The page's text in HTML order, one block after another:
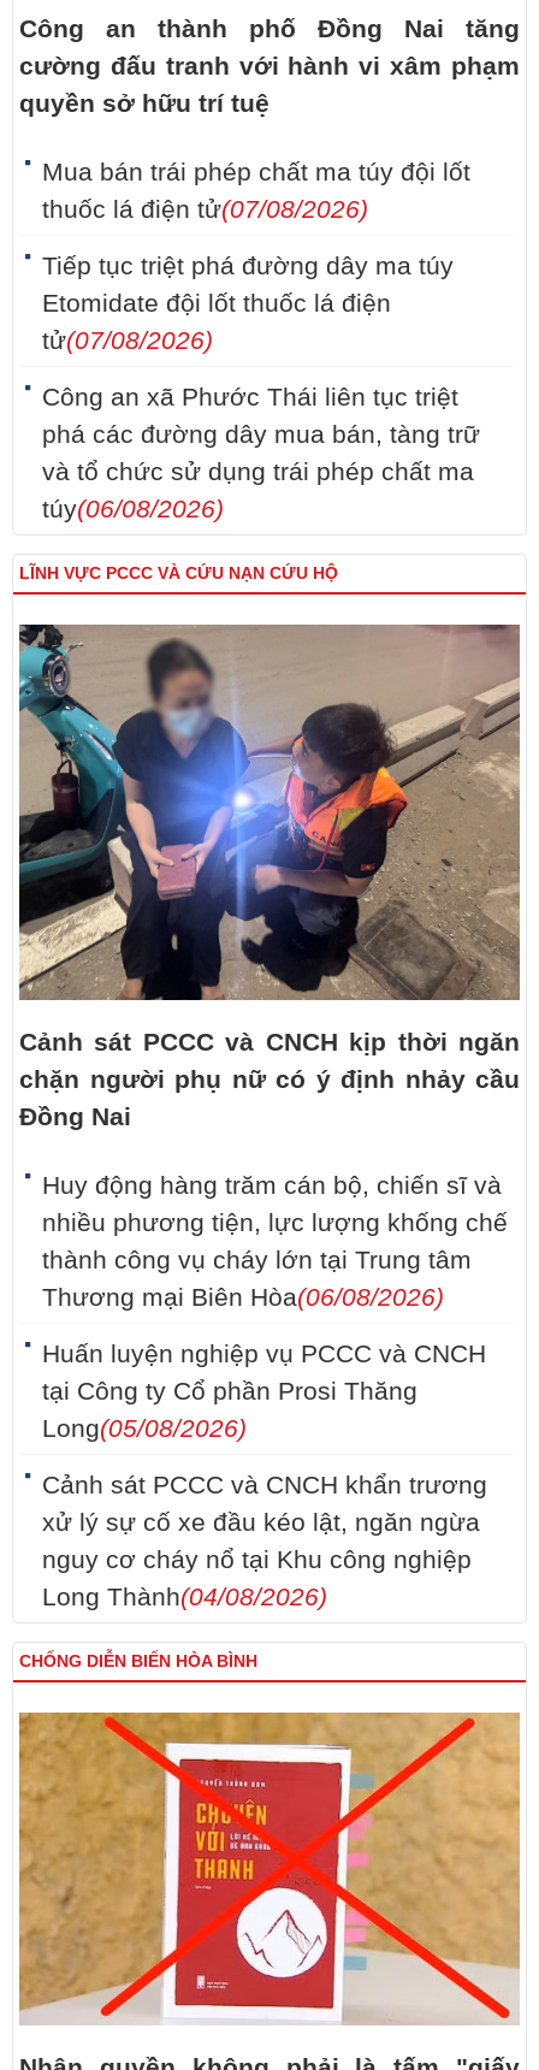
Công an thành phố Đồng Nai tăng
cường đấu tranh với hành vi xâm phạm
quyền sở hữu trí tuệ
Mua bán trái phép chất ma túy đội lốt
thuốc lá điện tử(07/08/2026)
Tiếp tục triệt phá đường dây ma túy
Etomidate đội lốt thuốc lá điện
tử(07/08/2026)
Công an xã Phước Thái liên tục triệt
phá các đường dây mua bán, tàng trữ
và tổ chức sử dụng trái phép chất ma
túy(06/08/2026)
LĨNH VỰC PCCC VÀ CỨU NẠN CỨU HỘ
Cảnh sát PCCC và CNCH kịp thời ngăn
chặn người phụ nữ có ý định nhảy cầu
Đồng Nai
Huy động hàng trăm cán bộ, chiến sĩ và
nhiều phương tiện, lực lượng khống chế
thành công vụ cháy lớn tại Trung tâm
Thương mại Biên Hòa(06/08/2026)
Huấn luyện nghiệp vụ PCCC và CNCH
tại Công ty Cổ phần Prosi Thăng
Long(05/08/2026)
Cảnh sát PCCC và CNCH khẩn trương
xử lý sự cố xe đầu kéo lật, ngăn ngừa
nguy cơ cháy nổ tại Khu công nghiệp
Long Thành(04/08/2026)
CHỐNG DIỄN BIẾN HÒA BÌNH